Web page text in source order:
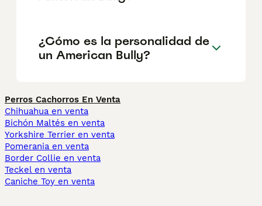
¿Cómo es la personalidad de
un American Bully?
Perros Cachorros En Venta
Chihuahua en venta
Bichón Maltés en venta
Yorkshire Terrier en venta
Pomerania en venta
Border Collie en venta
Teckel en venta
Caniche Toy en venta